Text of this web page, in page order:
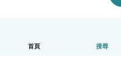
首頁 搜尋